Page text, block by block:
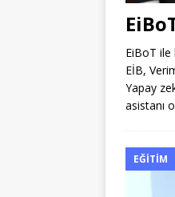
EiBoT
EİB,
Yapay
asistanı
EĞITIM